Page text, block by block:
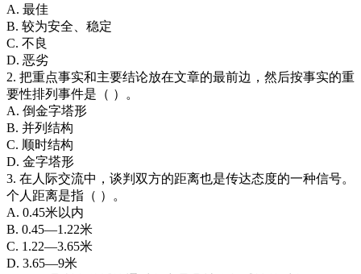
A. 最佳
B. 较为安全、稳定
C. 不良
D. 恶劣
2. 把重点事实和主要结论放在文章的最前边，然后按事实的重
要性排列事件是（ ）。
A. 倒金字塔形
B. 并列结构
C. 顺时结构
D. 金字塔形
3. 在人际交流中，谈判双方的距离也是传达态度的一种信号。
个人距离是指（ ）。
A. 0.45米以内
B. 0.45—1.22米
C. 1.22—3.65米
D. 3.65—9米